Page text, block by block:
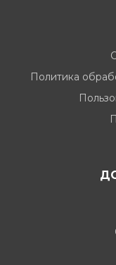
Политика